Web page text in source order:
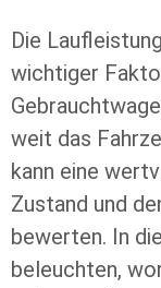
Die
wichtiger
weit das
kann eine
Zustand und
bewerten. In
beleuchten,